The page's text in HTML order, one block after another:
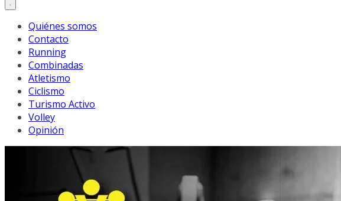
Quiénes somos
Contacto
Running
Combinadas
Atletismo
Ciclismo
Turismo Activo
Volley
Opinión